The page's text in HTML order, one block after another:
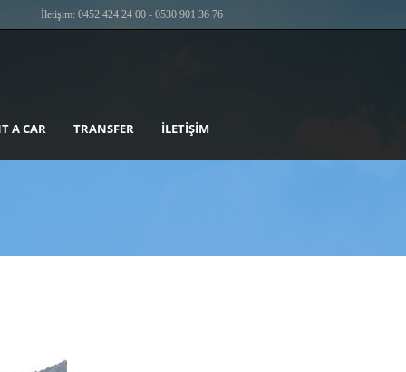
İletişim: 0452 424 24 00 - 0530 901 36 76
A CAR TRANSFER İLETIŞIM